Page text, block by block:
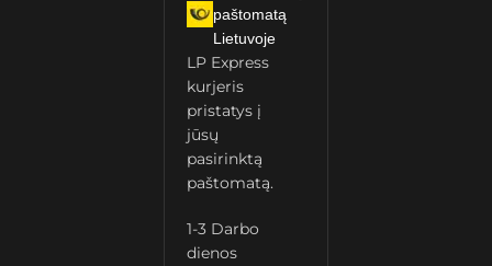
paštomatą
Lietuvoje
LP Express
kurjeris
pristatys į
jūsų
pasirinktą
paštomatą.
1-3 Darbo
dienos